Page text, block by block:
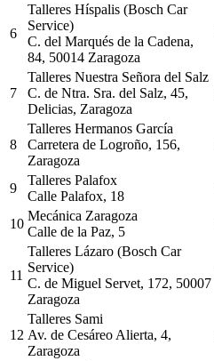
6
Talleres Híspalis (Bosch Car
Service)
C. del Marqués de la Cadena,
84, 50014 Zaragoza
7
Talleres Nuestra Señora del Salz
C. de Ntra. Sra. del Salz, 45,
Delicias, Zaragoza
8
Talleres Hermanos García
Carretera de Logroño, 156,
Zaragoza
9
Talleres Palafox
Calle Palafox, 18
10
Mecánica Zaragoza
Calle de la Paz, 5
11
Talleres Lázaro (Bosch Car
Service)
C. de Miguel Servet, 172, 50007
Zaragoza
12
Talleres Sami
Av. de Cesáreo Alierta, 4,
Zaragoza